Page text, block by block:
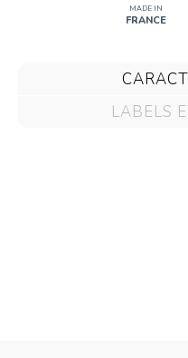
MADE IN
FRANCE
LABELS